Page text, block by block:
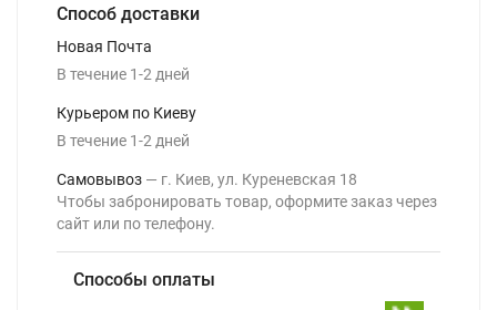
Способ доставки
Новая Почта
В течение 1-2 дней
Курьером по Киеву
В течение 1-2 дней
Самовывоз
г. Киев, ул. Куреневская 18
Чтобы забронировать товар, оформите заказ через
сайт или по телефону.
Способы оплаты